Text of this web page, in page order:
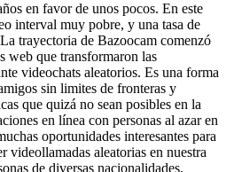
en favor de unos pocos. En este
interval muy pobre, y una tasa de
trayectoria de Bazoocam comenzó
web que transformaron las
videochats aleatorios. Es una forma
sin limites de fronteras y
que quizá no sean posibles en la
en línea con personas al azar en
oportunidades interesantes para
videollamadas aleatorias en nuestra
de diversas nacionalidades,